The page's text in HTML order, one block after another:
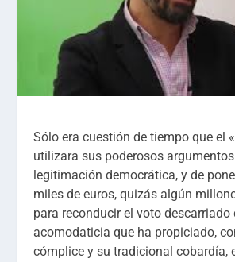
Sólo era cuestión de tiempo que el
utilizara sus poderosos
legitimación democrática, y de
miles de euros, quizás algún
para reconducir el voto descarriado
acomodaticia que ha propiciado,
cómplice y su tradicional cobardía,